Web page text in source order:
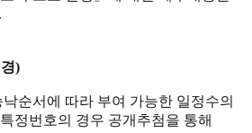
)
순서에 따라 부여 가능한 일정수의
정번호의 경우 공개추첨을 통해